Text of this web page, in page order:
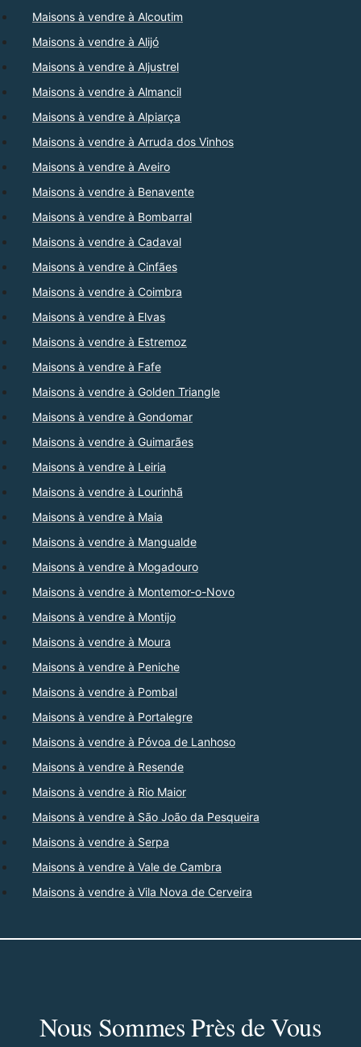
Maisons à vendre à Alcoutim
Maisons à vendre à Alijó
Maisons à vendre à Aljustrel
Maisons à vendre à Almancil
Maisons à vendre à Alpiarça
Maisons à vendre à Arruda dos Vinhos
Maisons à vendre à Aveiro
Maisons à vendre à Benavente
Maisons à vendre à Bombarral
Maisons à vendre à Cadaval
Maisons à vendre à Cinfães
Maisons à vendre à Coimbra
Maisons à vendre à Elvas
Maisons à vendre à Estremoz
Maisons à vendre à Fafe
Maisons à vendre à Golden Triangle
Maisons à vendre à Gondomar
Maisons à vendre à Guimarães
Maisons à vendre à Leiria
Maisons à vendre à Lourinhã
Maisons à vendre à Maia
Maisons à vendre à Mangualde
Maisons à vendre à Mogadouro
Maisons à vendre à Montemor-o-Novo
Maisons à vendre à Montijo
Maisons à vendre à Moura
Maisons à vendre à Peniche
Maisons à vendre à Pombal
Maisons à vendre à Portalegre
Maisons à vendre à Póvoa de Lanhoso
Maisons à vendre à Resende
Maisons à vendre à Rio Maior
Maisons à vendre à São João da Pesqueira
Maisons à vendre à Serpa
Maisons à vendre à Vale de Cambra
Maisons à vendre à Vila Nova de Cerveira
Nous Sommes Près de Vous